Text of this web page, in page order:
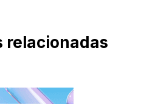
relacionadas